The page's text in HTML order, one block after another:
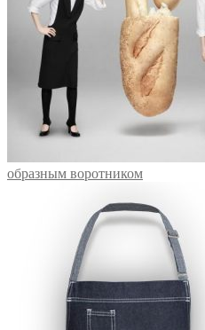
образным воротником